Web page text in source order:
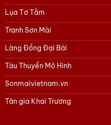
Lụa Tơ Tằm
Tranh Sơn Mài
Làng Đồng Đại Bái
Tàu Thuyền Mô Hình
Sonmaivietnam.vn
Tân gia Khai Trương